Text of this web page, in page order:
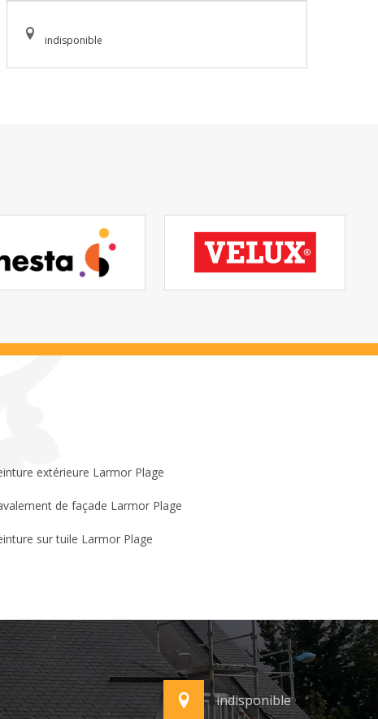
indisponible
extérieure Larmor Plage
de façade Larmor Plage
sur tuile Larmor Plage
indisponible